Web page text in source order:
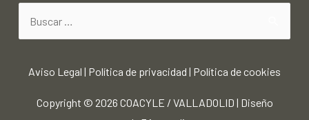
Aviso Legal | Política de privacidad | Política de cookies
Copyright © 2026 COACYLE / VALLADOLID | Diseño